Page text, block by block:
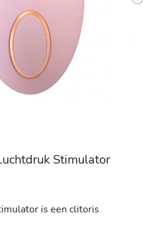
Stimulator
is een clitoris